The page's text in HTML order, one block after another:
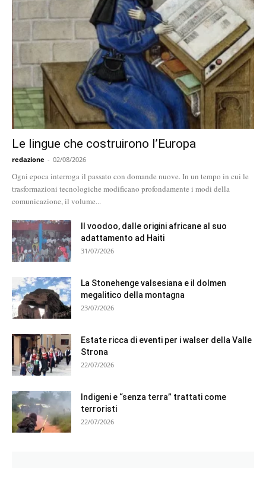
Le lingue che costruirono l’Europa
redazione - 02/08/2026
Ogni epoca interroga il passato con domande nuove. In un tempo in cui le
trasformazioni tecnologiche modificano profondamente i modi della
comunicazione, il volume...
Il voodoo, dalle origini africane al suo
adattamento ad Haiti
31/07/2026
La Stonehenge valsesiana e il dolmen
megalitico della montagna
23/07/2026
Estate ricca di eventi per i walser della Valle
Strona
22/07/2026
Indigeni e “senza terra” trattati come
terroristi
22/07/2026